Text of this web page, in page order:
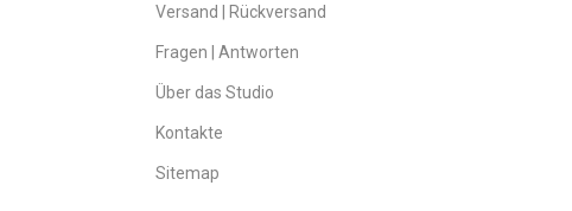
Versand | Rückversand
Fragen | Antworten
Über das Studio
Kontakte
Sitemap